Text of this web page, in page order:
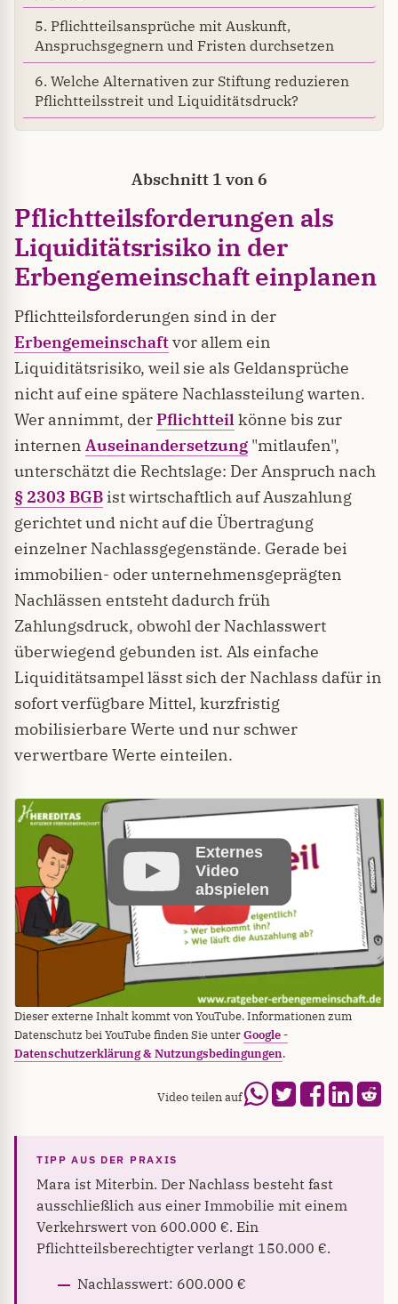
5. Pflichtteilsansprüche mit Auskunft,
Anspruchsgegnern und Fristen durchsetzen
6. Welche Alternativen zur Stiftung reduzieren
Pflichtteilsstreit und Liquiditätsdruck?
Abschnitt 1 von 6
Pflichtteilsforderungen als
Liquiditätsrisiko in der
Erbengemeinschaft einplanen
Pflichtteilsforderungen sind in der
Erbengemeinschaftvor allem ein
Liquiditätsrisiko, weil sie als Geldansprüche
nicht auf eine spätere Nachlassteilung warten.
Wer annimmt, derPflichtteilkönne bis zur
internen Auseinandersetzung "mitlaufen",
unterschätzt die Rechtslage: Der Anspruch nach
§ 2303 BGB ist wirtschaftlich auf Auszahlung
gerichtet und nicht auf die Übertragung
einzelner Nachlassgegenstände. Gerade bei
immobilien- oder unternehmensgeprägten
Nachlässen entsteht dadurch früh
Zahlungsdruck, obwohl der Nachlasswert
überwiegend gebunden ist. Als einfache
Liquiditätsampel lässt sich der Nachlass dafür in
sofort verfügbare Mittel, kurzfristig
mobilisierbare Werte und nur schwer
verwertbare Werte einteilen.
Externes
Video
abspielen
Dieser externe Inhalt kommt von YouTube. Informationen zum
Datenschutz bei YouTube finden Sie unterGoogle -
Datenschutzerklärung & Nutzungsbedingungen.
Video teilen auf
Mara ist Miterbin. Der Nachlass besteht fast
ausschließlich aus einer Immobilie mit einem
Verkehrswert von 600.000 €. Ein
Pflichtteilsberechtigter verlangt 150.000 €.
Nachlasswert: 600.000 €